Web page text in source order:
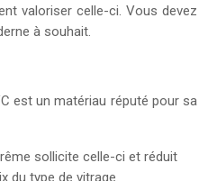
valoriser celle-ci. Vous devez
à souhait.
est un matériau réputé pour sa
sollicite celle-ci et réduit
du type de vitrage.